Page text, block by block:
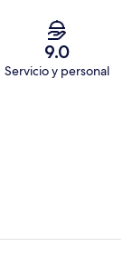
9.0
Servicio y personal